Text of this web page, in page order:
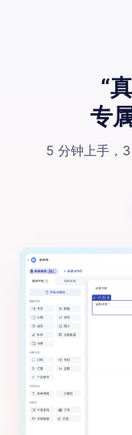
“
专
5 分钟上手 ，